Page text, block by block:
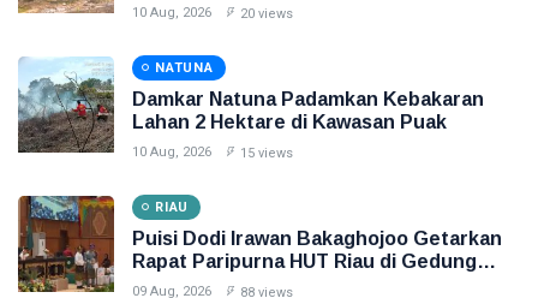
10 Aug, 2026 20 views
NATUNA
Damkar Natuna Padamkan Kebakaran
Lahan 2 Hektare di Kawasan Puak
10 Aug, 2026 15 views
RIAU
Puisi Dodi Irawan Bakaghojoo Getarkan
Rapat Paripurna HUT Riau di Gedung
DPRD
09 Aug, 2026 88 views